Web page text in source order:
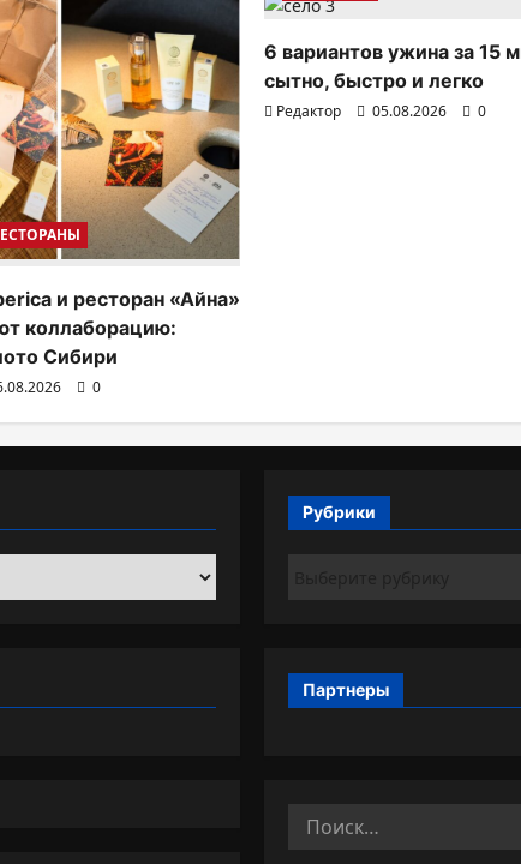
и ресторан «Айна»
коллаборацию:
Сибири
0
6 вариантов ужина за 15
сытно, быстро и легко
Редактор 05.08.2026 0
Рубрики
Партнеры
Найти: